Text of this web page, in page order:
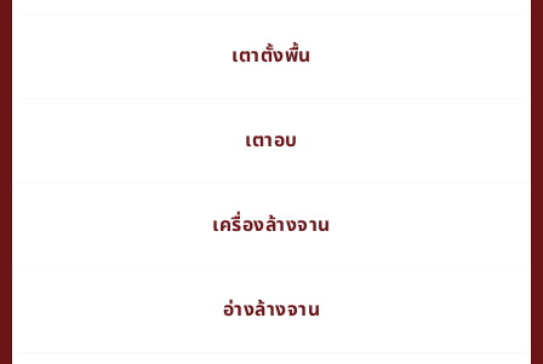
เตาตั้งพื้น
เตาอบ
เครื่องล้างจาน
อ่างล้างจาน